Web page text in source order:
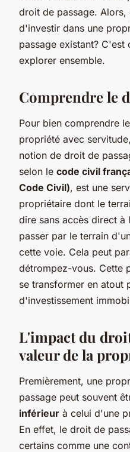
droit de passage. Alors,
d'investir dans une
passage existant? C'est
explorer ensemble.
Comprendre le
Pour bien comprendre
propriété avec
notion de droit de
selon le code civil
Code Civil), est une
propriétaire dont le
dire sans accès direct
passer par le terrain
cette voie. Cela peut
détrompez-vous. Cette
se transformer en atout
d'investissement
L'impact du
valeur de la
Premièrement, une
passage peut souvent
inférieur à celui d'une
En effet, le droit de
certains comme une